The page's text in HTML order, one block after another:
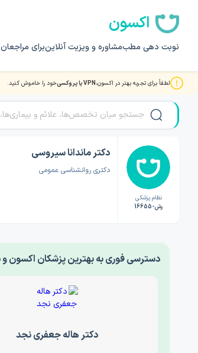
اکسون
نوبت دهی مطبمشاوره و ویزیت آنلاینبرای مراجعان
لطفاً برای تجربه بهتر در اکسون،VPN یا پروکسی خود را خاموش کنید. صفحه اصلی/دکتر روانشناسی/دکتر ماندانا سیروسی
نظام پزشکی
رش-16655
دکتر ماندانا سیروسی
دکتری روانشناسی عمومی
دکتر هاله جعفری نجد